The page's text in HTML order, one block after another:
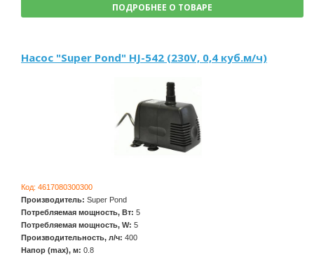
ПОДРОБНЕЕ О ТОВАРЕ
Насос "Super Pond" HJ-542 (230V, 0,4 куб.м/ч)
Код: 4617080300300
Производитель: Super Pond
Потребляемая мощность, Вт: 5
Потребляемая мощность, W: 5
Производительность, л/ч: 400
Напор (max), м: 0.8